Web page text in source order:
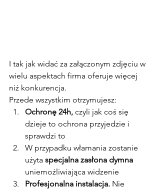
I tak jak widać za załączonym zdjęciu w
wielu aspektach firma oferuje więcej
niż konkurencja.
Przede wszystkim otrzymujesz:
Ochronę 24h, czyli jak coś się
dzieje to ochrona przyjedzie i
sprawdzi to
W przypadku włamania zostanie
użyta specjalna zasłona dymna
uniemożliwiająca widzenie
Profesjonalna instalacja. Nie